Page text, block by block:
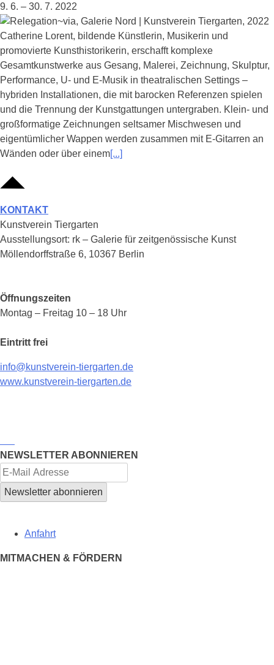
9. 6. – 30. 7. 2022
Catherine Lorent, bildende Künstlerin, Musikerin und
promovierte Kunsthistorikerin, erschafft komplexe
Gesamtkunstwerke aus Gesang, Malerei, Zeichnung, Skulptur,
Performance, U- und E-Musik in theatralischen Settings –
hybriden Installationen, die mit barocken Referenzen spielen
und die Trennung der Kunstgattungen untergraben. Klein- und
großformatige Zeichnungen seltsamer Mischwesen und
eigentümlicher Wappen werden zusammen mit E-Gitarren an
Wänden oder über einem[...]
KONTAKT
Kunstverein Tiergarten
Ausstellungsort: rk – Galerie für zeitgenössische Kunst
Möllendorffstraße 6, 10367 Berlin
Öffnungszeiten
Montag – Freitag 10 – 18 Uhr
Eintritt frei
info@kunstverein-tiergarten.de
www.kunstverein-tiergarten.de
NEWSLETTER ABONNIEREN
Anfahrt
MITMACHEN & FÖRDERN